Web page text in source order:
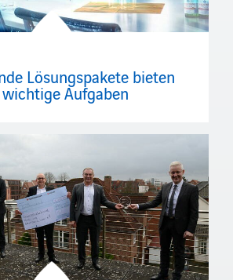
Lösungspakete bieten
Aufgaben